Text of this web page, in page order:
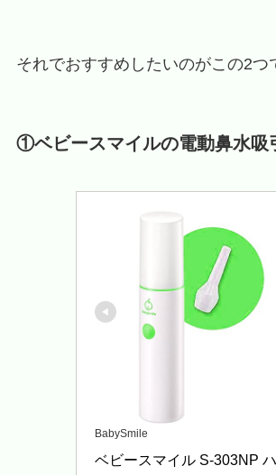
それでおすすめしたいのがこの2つ
①ベビースマイルの電動鼻水吸
BabySmile
ベビースマイル S-303NP